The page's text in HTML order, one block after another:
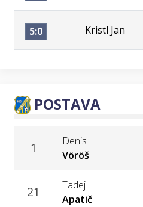
5:0 Kristl Jan
POSTAVA
1
Denis
Vöröš
21
Tadej
Apatič